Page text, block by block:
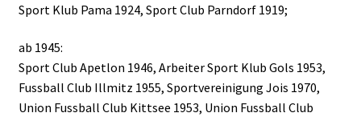
Sport Klub Pama 1924, Sport Club Parndorf 1919;
ab 1945:
Sport Club Apetlon 1946, Arbeiter Sport Klub Gols 1953,
Fussball Club Illmitz 1955, Sportvereinigung Jois 1970,
Union Fussball Club Kittsee 1953, Union Fussball Club